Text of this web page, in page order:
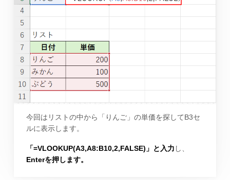
今回はリストの中から「りんご」の単価を探してB3セ
ルに表示します。
「=VLOOKUP(A3,A8:B10,2,FALSE)」と入力 し、
Enterを押します。